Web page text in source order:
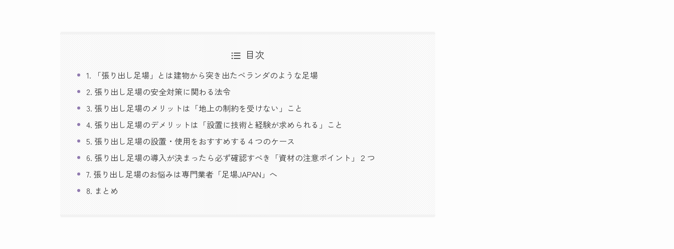
目次
1. 「張り出し足場」とは建物から突き出たベランダのような足場
2. 張り出し足場の安全対策に関わる法令
3. 張り出し足場のメリットは「地上の制約を受けない」こと
4. 張り出し足場のデメリットは「設置に技術と経験が求められる」こと
5. 張り出し足場の設置・使用をおすすめする４つのケース
6. 張り出し足場の導入が決まったら必ず確認すべき「資材の注意ポイント」２つ
7. 張り出し足場のお悩みは専門業者「足場JAPAN」へ
8. まとめ